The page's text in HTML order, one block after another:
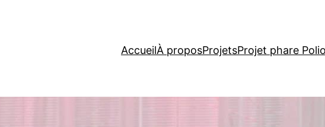
AccueilÀ proposProjetsProjet phare